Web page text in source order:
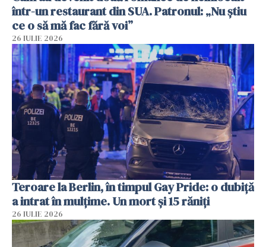
într-un restaurant din SUA. Patronul: „Nu știu
ce o să mă fac fără voi”
26 IULIE 2026
Teroare la Berlin, în timpul Gay Pride: o dubiță
a intrat în mulțime. Un mort și 15 răniți
26 IULIE 2026